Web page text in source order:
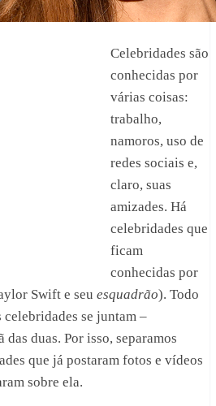
Celebridades são
conhecidas por
várias coisas:
trabalho,
namoros, uso de
redes sociais e,
claro, suas
amizades. Há
celebridades que
ficam
conhecidas por
Swift e seu esquadrão). Todo
celebridades se juntam –
duas. Por isso, separamos
que já postaram fotos e vídeos
sobre ela.